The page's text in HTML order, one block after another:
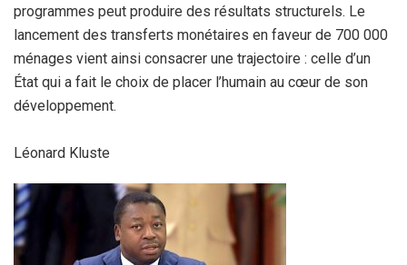
programmes peut produire des résultats structurels. Le
lancement des transferts monétaires en faveur de 700 000
ménages vient ainsi consacrer une trajectoire : celle d’un
État qui a fait le choix de placer l’humain au cœur de son
développement.
Léonard Kluste